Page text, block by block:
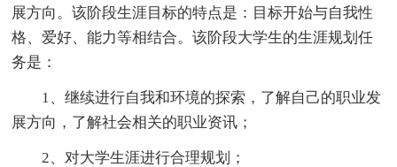
展方向。该阶段生涯目标的特点是：目标开始与自我性
格、爱好、能力等相结合。该阶段大学生的生涯规划任
务是：
1、继续进行自我和环境的探索，了解自己的职业发
展方向，了解社会相关的职业资讯；
2、对大学生涯进行合理规划；